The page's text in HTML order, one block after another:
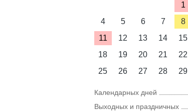
1
4
5 6 7 8
11
12 13 14 15
18
19 20 21 22
25
26 27 28 29
Календарных дней
Выходных и праздничных